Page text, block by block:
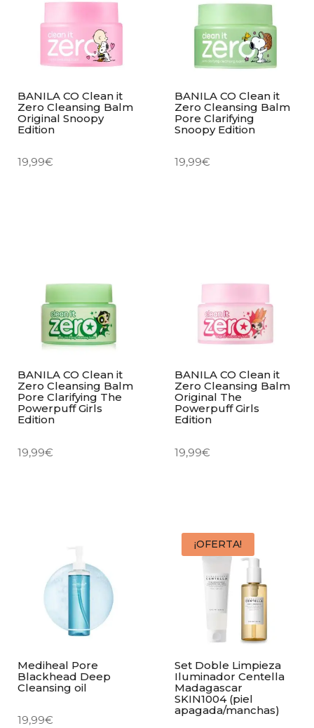
BANILA CO Clean it
Zero Cleansing Balm
Original Snoopy
Edition
19,99€
BANILA CO Clean it
Zero Cleansing Balm
Pore Clarifying
Snoopy Edition
19,99€
BANILA CO Clean it
Zero Cleansing Balm
Pore Clarifying The
Powerpuff Girls
Edition
19,99€
BANILA CO Clean it
Zero Cleansing Balm
Original The
Powerpuff Girls
Edition
19,99€
Mediheal Pore
Blackhead Deep
Cleansing oil
19,99€
¡OFERTA!
Set Doble Limpieza
Iluminador Centella
Madagascar
SKIN1004 (piel
apagada/manchas)